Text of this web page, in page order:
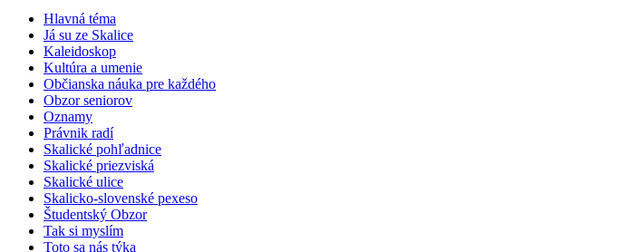
Hlavná téma
Já su ze Skalice
Kaleidoskop
Kultúra a umenie
Občianska náuka pre každého
Obzor seniorov
Oznamy
Právnik radí
Skalické pohľadnice
Skalické priezviská
Skalické ulice
Skalicko-slovenské pexeso
Študentský Obzor
Tak si myslím
Toto sa nás týka